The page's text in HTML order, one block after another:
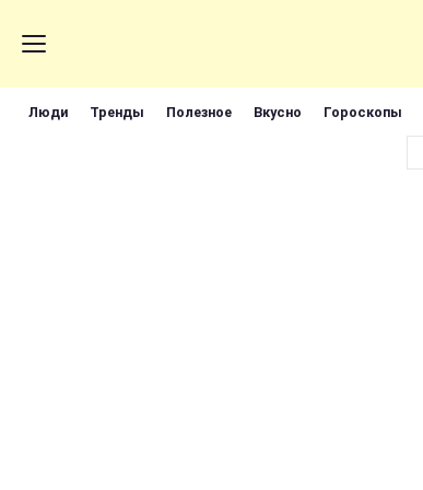
Люди Тренды Полезное Вкусно Гороскопы